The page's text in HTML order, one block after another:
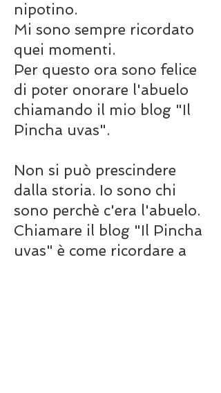
nipotino.
Mi sono sempre ricordato
quei momenti.
Per questo ora sono felice
di poter onorare l'abuelo
chiamando il mio blog "Il
Pincha uvas".
Non si può prescindere
dalla storia. Io sono chi
sono perchè c'era l'abuelo.
Chiamare il blog "Il Pincha
uvas" è come ricordare a